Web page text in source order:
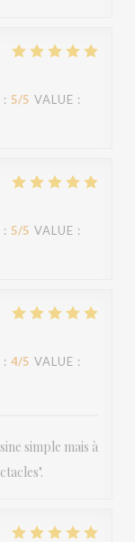
: 5/5 VALUE :
: 5/5 VALUE :
: 4/5 VALUE :
simple mais à